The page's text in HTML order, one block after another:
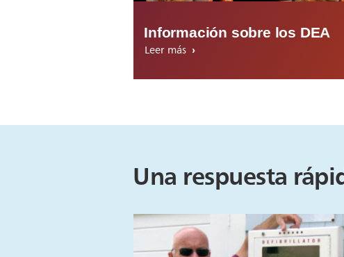
Información sobre los DEA
Leer más
Una respuesta